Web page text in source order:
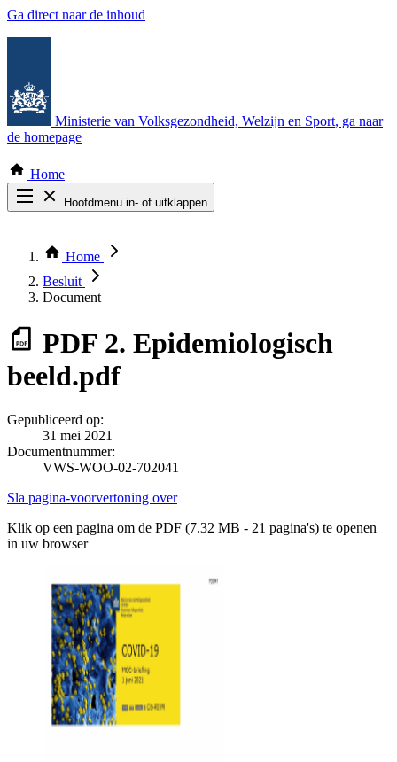
Ga direct naar de inhoud
Ministerie van Volksgezondheid, Welzijn en Sport, ga naar
de homepage
Home
Hoofdmenu in- of uitklappen
Thema COVID-19
Bekijk per bestuursorgaan
Home
Besluit
Document
PDF 2. Epidemiologisch
beeld.pdf
Gepubliceerd op:
31 mei 2021
Documentnummer:
VWS-WOO-02-702041
Sla pagina-voorvertoning over
Klik op een pagina om de PDF (7.32 MB - 21 pagina's) te openen
in uw browser